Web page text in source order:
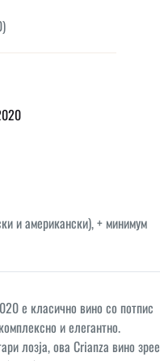
и американски), + минимум
е класично вино со потпис
и елегантно.
лозја, ова Crianza вино зрее